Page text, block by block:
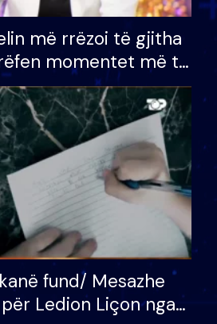
më rrëzoi të gjitha
momentet më të
e BB VIP: Do më
mëngjesit kur…
fund/ Mesazhe
Ledion Liçon nga